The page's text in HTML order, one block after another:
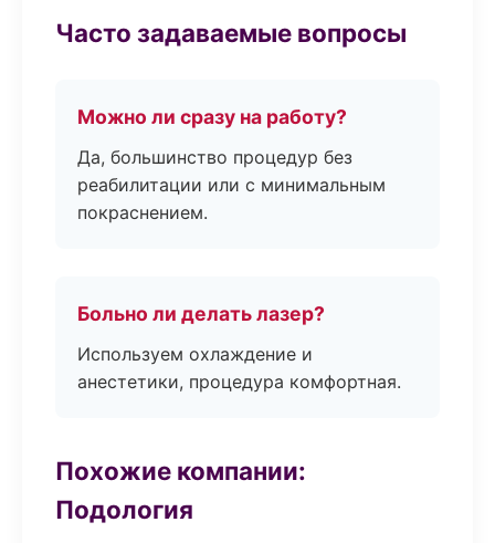
Часто задаваемые вопросы
Можно ли сразу на работу?
Да, большинство процедур без
реабилитации или с минимальным
покраснением.
Больно ли делать лазер?
Используем охлаждение и
анестетики, процедура комфортная.
Похожие компании:
Подология